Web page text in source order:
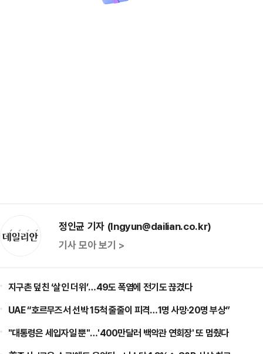
정인균 기자 (Ingyun@dailian.co.kr)
기사 모아 보기 >
지구촌 덮친 ‘살인 더위’…49도 폭염에 전기도 끊겼다
UAE “호르무즈서 선박 15척 줄줄이 피격…1명 사망·20명 부상”
"대통령은 세입자일 뿐"…'400만달러 백악관 연회장' 또 멈췄다